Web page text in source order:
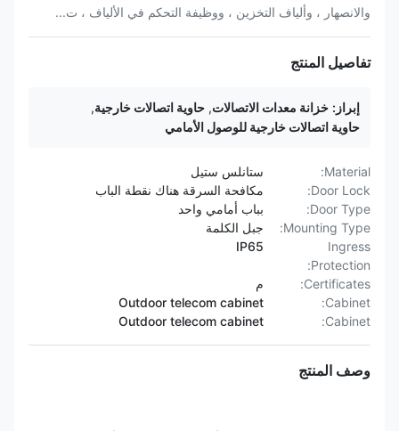
والانصهار ، وألياف التخزين ، ووظيفة التحكم في الألياف ، ت...
تفاصيل المنتج
إبراز: خزانة معدات الاتصالات, حاوية اتصالات خارجية,
حاوية اتصالات خارجية للوصول الأمامي
Material:
ستانلس ستيل
Door Lock:
مكافحة السرقة هناك نقطة الباب
Door Type:
بباب أمامي واحد
Mounting Type:
جبل الكلمة
Ingress
Protection:
IP65
Certificates:
م
Cabinet:
Outdoor telecom cabinet
Cabinet:
Outdoor telecom cabinet
وصف المنتج